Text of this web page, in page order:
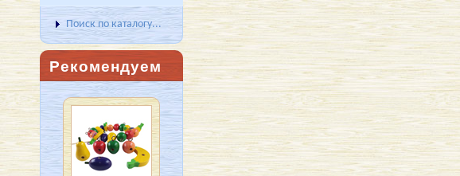
Поиск по каталогу...
Рекомендуем